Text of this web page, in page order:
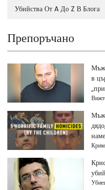
Убийства От A До Z В Блога
Препоръчано
в